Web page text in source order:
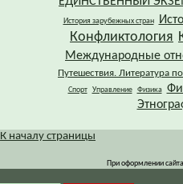
История зарубежных стран
Конфликтология
Международные
Путешествия. Литература
Спорт Управление Физика
К началу страницы
При оформлении